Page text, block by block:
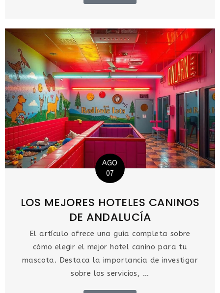
AGO
07
LOS MEJORES HOTELES CANINOS
DE ANDALUCÍA
El artículo ofrece una guía completa sobre
cómo elegir el mejor hotel canino para tu
mascota. Destaca la importancia de investigar
sobre los servicios, ...